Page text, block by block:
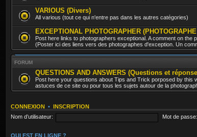
VARIOUS (Divers)
All various (tout ce qui n'entre pas dans les autres catégories)
EXCEPTIONAL PHOTOGRAPHER
Post here links to photographers exceptional. A comment on the
(Poster ici des liens vers des photographes d'exception. Un
FORUM
QUESTIONS AND ANSWERS (Questions et
Post here your questions about Tips and Trick porposed by
astuces de ce site ou pour tous les sujets autour de la
CONNEXION • INSCRIPTION
Nom d’utilisateur:
Mot de passe:
QUI EST EN LIGNE ?